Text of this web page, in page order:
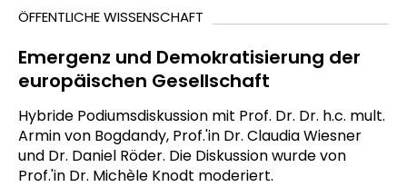
ÖFFENTLICHE WISSENSCHAFT
Emergenz und Demokratisierung der
europäischen Gesellschaft
Hybride Podiumsdiskussion mit Prof. Dr. Dr. h.c. mult.
Armin von Bogdandy, Prof.'in Dr. Claudia Wiesner
und Dr. Daniel Röder. Die Diskussion wurde von
Prof.'in Dr. Michèle Knodt moderiert.